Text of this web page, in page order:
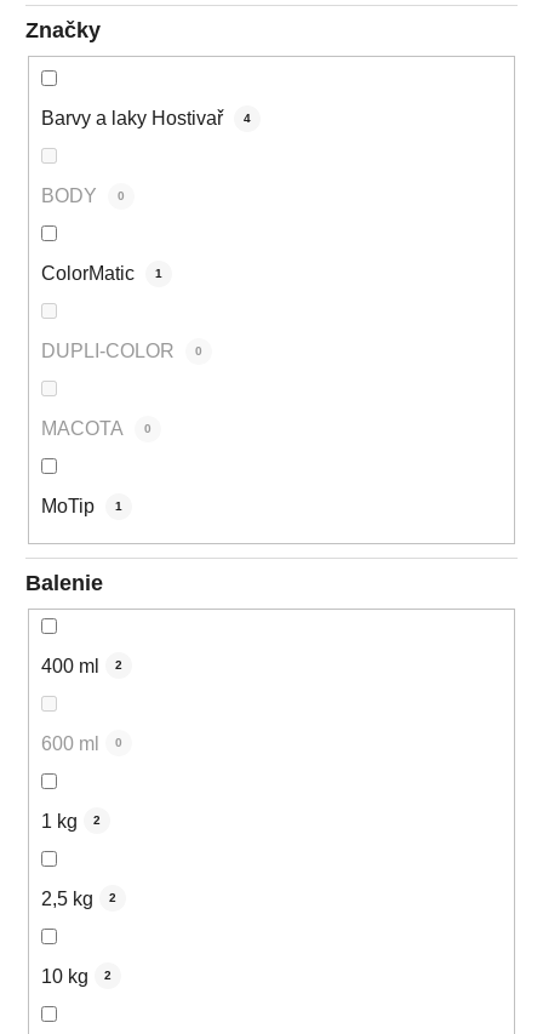
Značky
Barvy a laky Hostivař 4
BODY 0
ColorMatic 1
DUPLI-COLOR 0
MACOTA 0
MoTip 1
Balenie
400 ml 2
600 ml 0
1 kg 2
2,5 kg 2
10 kg 2